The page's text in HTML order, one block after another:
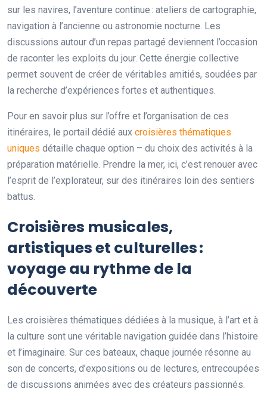
sur les navires, l’aventure continue : ateliers de cartographie,
navigation à l’ancienne ou astronomie nocturne. Les
discussions autour d’un repas partagé deviennent l’occasion
de raconter les exploits du jour. Cette énergie collective
permet souvent de créer de véritables amitiés, soudées par
la recherche d’expériences fortes et authentiques.
Pour en savoir plus sur l’offre et l’organisation de ces
itinéraires, le portail dédié aux croisières thématiques
uniques détaille chaque option – du choix des activités à la
préparation matérielle. Prendre la mer, ici, c’est renouer avec
l’esprit de l’explorateur, sur des itinéraires loin des sentiers
battus.
Croisières musicales,
artistiques et culturelles :
voyage au rythme de la
découverte
Les croisières thématiques dédiées à la musique, à l’art et à
la culture sont une véritable navigation guidée dans l’histoire
et l’imaginaire. Sur ces bateaux, chaque journée résonne au
son de concerts, d’expositions ou de lectures, entrecoupées
de discussions animées avec des créateurs passionnés.